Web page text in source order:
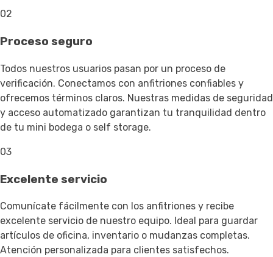
02
Proceso seguro
Todos nuestros usuarios pasan por un proceso de
verificación. Conectamos con anfitriones confiables y
ofrecemos términos claros. Nuestras medidas de seguridad
y acceso automatizado garantizan tu tranquilidad dentro
de tu mini bodega o self storage.
03
Excelente servicio
Comunícate fácilmente con los anfitriones y recibe
excelente servicio de nuestro equipo. Ideal para guardar
artículos de oficina, inventario o mudanzas completas.
Atención personalizada para clientes satisfechos.